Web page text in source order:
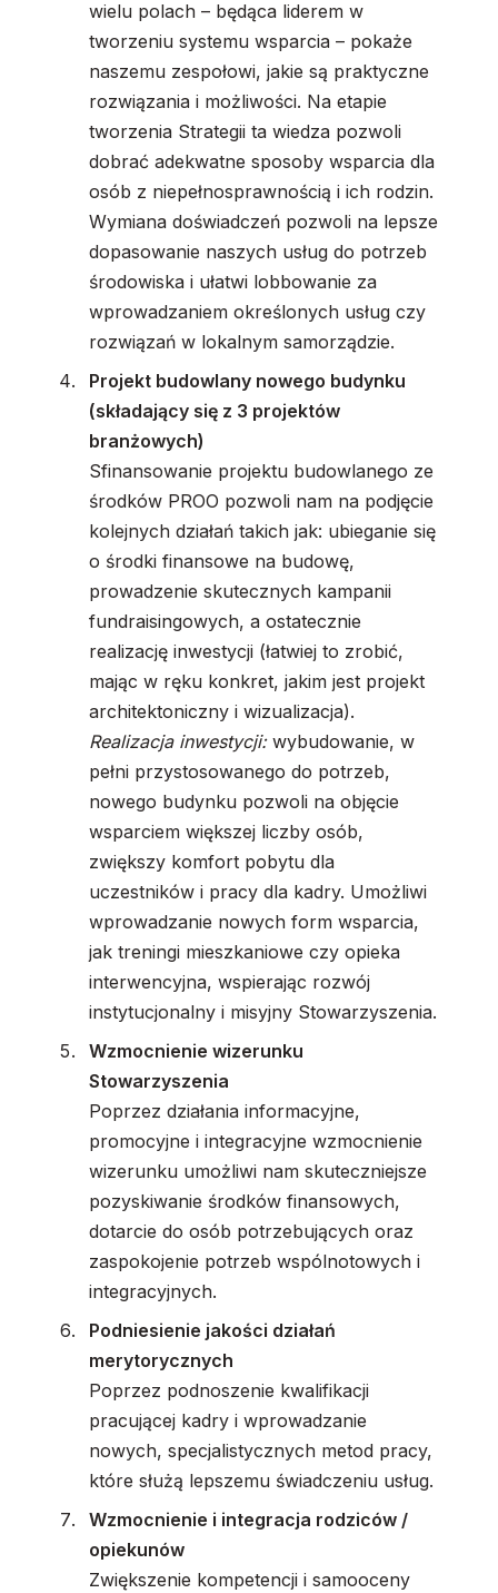
wielu polach – będąca liderem w
tworzeniu systemu wsparcia – pokaże
naszemu zespołowi, jakie są praktyczne
rozwiązania i możliwości. Na etapie
tworzenia Strategii ta wiedza pozwoli
dobrać adekwatne sposoby wsparcia dla
osób z niepełnosprawnością i ich rodzin.
Wymiana doświadczeń pozwoli na lepsze
dopasowanie naszych usług do potrzeb
środowiska i ułatwi lobbowanie za
wprowadzaniem określonych usług czy
rozwiązań w lokalnym samorządzie.
Projekt budowlany nowego budynku
(składający się z 3 projektów
branżowych)
Sfinansowanie projektu budowlanego ze
środków PROO pozwoli nam na podjęcie
kolejnych działań takich jak: ubieganie się
o środki finansowe na budowę,
prowadzenie skutecznych kampanii
fundraisingowych, a ostatecznie
realizację inwestycji (łatwiej to zrobić,
mając w ręku konkret, jakim jest projekt
architektoniczny i wizualizacja).
Realizacja inwestycji:wybudowanie, w
pełni przystosowanego do potrzeb,
nowego budynku pozwoli na objęcie
wsparciem większej liczby osób,
zwiększy komfort pobytu dla
uczestników i pracy dla kadry. Umożliwi
wprowadzanie nowych form wsparcia,
jak treningi mieszkaniowe czy opieka
interwencyjna, wspierając rozwój
instytucjonalny i misyjny Stowarzyszenia.
Wzmocnienie wizerunku
Stowarzyszenia
Poprzez działania informacyjne,
promocyjne i integracyjne wzmocnienie
wizerunku umożliwi nam skuteczniejsze
pozyskiwanie środków finansowych,
dotarcie do osób potrzebujących oraz
zaspokojenie potrzeb wspólnotowych i
integracyjnych.
Podniesienie jakości działań
merytorycznych
Poprzez podnoszenie kwalifikacji
pracującej kadry i wprowadzanie
nowych, specjalistycznych metod pracy,
które służą lepszemu świadczeniu usług.
Wzmocnienie i integracja rodziców /
opiekunów
Zwiększenie kompetencji i samooceny